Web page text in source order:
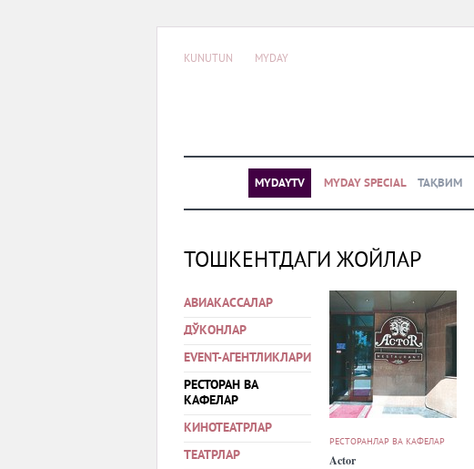
KUNUTUN MYDAY
MYDAYTV MYDAY SPECIAL ТАҚВИМ
ТОШКЕНТДАГИ ЖОЙЛАР
АВИАКАССАЛАР
ДЎКОНЛАР
EVENT-АГЕНТЛИКЛАРИ
РЕСТОРАН ВА
КАФЕЛАР
КИНОТЕАТРЛАР
ТЕАТРЛАР
РЕСТОРАНЛАР ВА КАФЕЛАР
Actor